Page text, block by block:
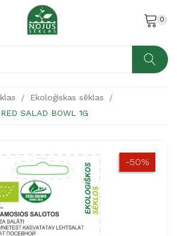
0
Ekoloģiskas sēklas
SALAD BOWL 1G
-50%
-50%